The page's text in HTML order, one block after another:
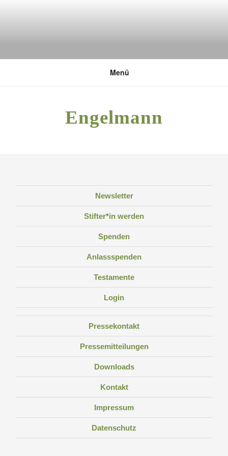
DEUTSCHE UMWELTSTIFTUNG
Menü
Engelmann
Newsletter
Stifter*in werden
Spenden
Anlassspenden
Testamente
Login
Pressekontakt
Pressemitteilungen
Downloads
Kontakt
Impressum
Datenschutz